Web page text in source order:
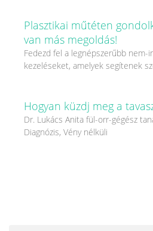
Plasztikai műtéten
van más megoldás!
Fedezd fel a legnépszerűbb nem-
kezeléseket, amelyek segítenek
Hogyan küzdj meg a
Dr. Lukács Anita fül-orr-gégész
Diagnózis, Vény nélküli